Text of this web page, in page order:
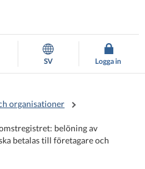
SV Logga in
organisationer
belöning av
betalas till företagare och